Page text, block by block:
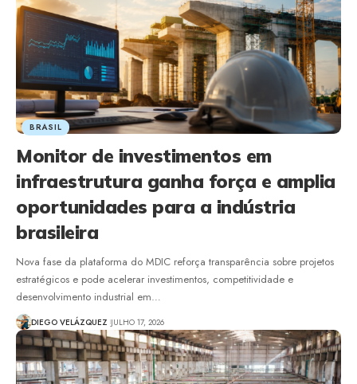
BRASIL
Monitor de investimentos em
infraestrutura ganha força e amplia
oportunidades para a indústria
brasileira
Nova fase da plataforma do MDIC reforça transparência sobre projetos
estratégicos e pode acelerar investimentos, competitividade e
desenvolvimento industrial em…
DIEGO VELÁZQUEZ JULHO 17, 2026